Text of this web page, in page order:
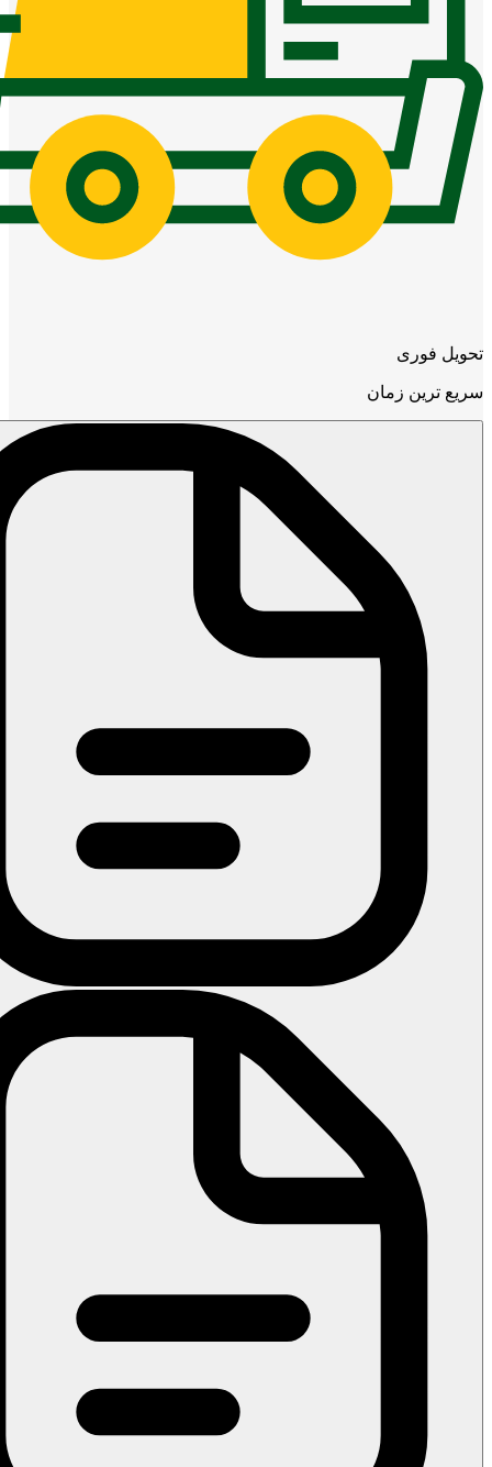
تحویل فوری
سریع ترین زمان